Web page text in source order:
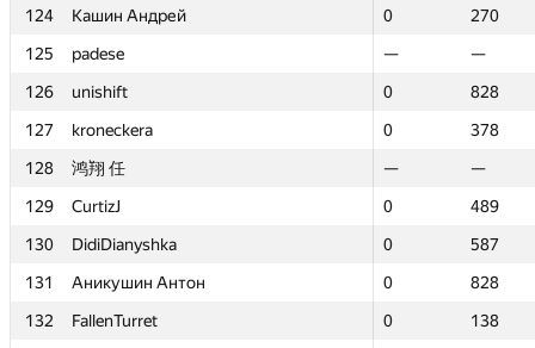
124
Кашин Андрей 0
270
125
padese —
—
126
unishift 0
828
127
kroneckera 0
378
128
鸿翔 任 —
—
129
CurtizJ 0
489
130
DidiDianyshka 0
587
131
Аникушин Антон 0
828
132
FallenTurret 0
138
124
Кашин Андрей 0
270
125
padese —
—
126
unishift 0
828
127
kroneckera 0
378
128
鸿翔 任 —
—
129
CurtizJ 0
489
130
DidiDianyshka 0
587
131
Аникушин Антон 0
828
132
FallenTurret 0
138